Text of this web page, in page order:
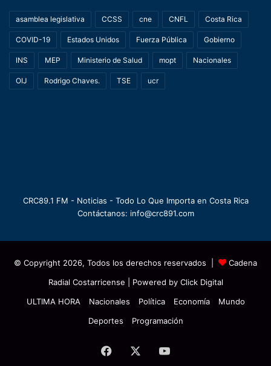
asamblea legislativa CCSS cne CNFL Costa Rica
COVID-19 Estados Unidos Fuerza Pública Gobierno
INS MEP Ministerio de Salud mopt Nacionales
OIJ Rodrigo Chaves. TSE ucr
CRC89.1 FM - Noticias - Todo Lo Que Importa en Costa Rica
Contáctanos: info@crc891.com
© Copyright 2026, Todos los derechos reservados |
Cadena
Radial Costarricense | Powered by Click Digital
ULTIMA HORA
Nacionales Política Economía
Mundo
Deportes
Programación
Facebook